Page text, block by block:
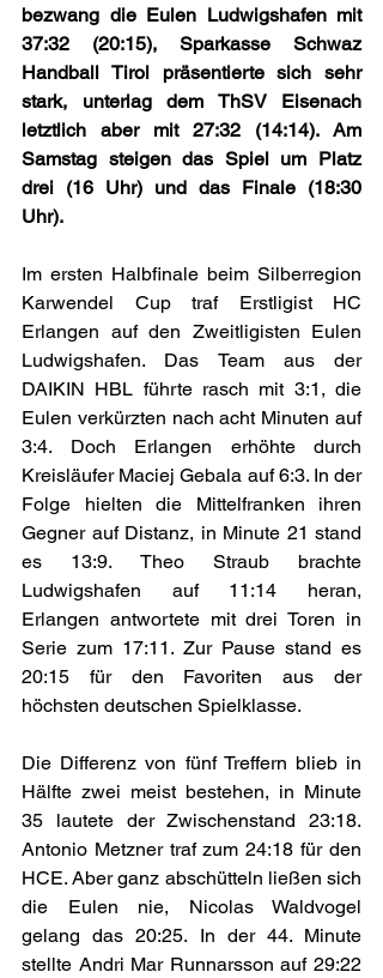
bezwang die Eulen Ludwigshafen mit
37:32 (20:15), Sparkasse Schwaz
Handball Tirol präsentierte sich sehr
stark, unterlag dem ThSV Eisenach
letztlich aber mit 27:32 (14:14). Am
Samstag steigen das Spiel um Platz
drei (16 Uhr) und das Finale (18:30
Uhr).
Im ersten Halbfinale beim Silberregion
Karwendel Cup traf Erstligist HC
Erlangen auf den Zweitligisten Eulen
Ludwigshafen. Das Team aus der
DAIKIN HBL führte rasch mit 3:1, die
Eulen verkürzten nach acht Minuten auf
3:4. Doch Erlangen erhöhte durch
Kreisläufer Maciej Gebala auf 6:3. In der
Folge hielten die Mittelfranken ihren
Gegner auf Distanz, in Minute 21 stand
es 13:9. Theo Straub brachte
Ludwigshafen auf 11:14 heran,
Erlangen antwortete mit drei Toren in
Serie zum 17:11. Zur Pause stand es
20:15 für den Favoriten aus der
höchsten deutschen Spielklasse.
Die Differenz von fünf Treffern blieb in
Hälfte zwei meist bestehen, in Minute
35 lautete der Zwischenstand 23:18.
Antonio Metzner traf zum 24:18 für den
HCE. Aber ganz abschütteln ließen sich
die Eulen nie, Nicolas Waldvogel
gelang das 20:25. In der 44. Minute
stellte Andri Mar Runnarsson auf 29:22